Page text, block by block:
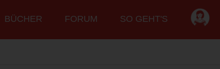
BÜCHER FORUM SO GEHT'S